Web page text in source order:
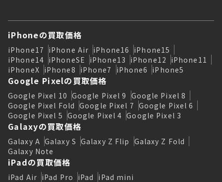
iPhoneの買取価格
iPhone17 iPhone Air iPhone16 iPhone15
iPhone14 iPhoneSE iPhone13 iPhone12 iPhone11
iPhoneX iPhone8 iPhone7 iPhone6 iPhone5
Google Pixelの買取価格
Google Pixel 10 Google Pixel 9 Google Pixel 8
Google Pixel Fold Google Pixel 7 Google Pixel 6
Google Pixel 5 Google Pixel 4 Google Pixel 3
Galaxyの買取価格
Galaxy A Galaxy S Galaxy Z Flip Galaxy Z Fold
Galaxy Note
iPadの買取価格
iPad Air iPad Pro iPad iPad mini